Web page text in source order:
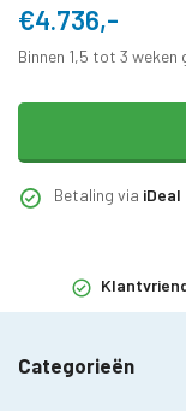
€4.736,-
Binnen 1,5 tot 3
Betaling via iDeal
Categorieën